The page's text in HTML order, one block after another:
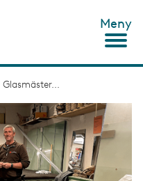
Meny